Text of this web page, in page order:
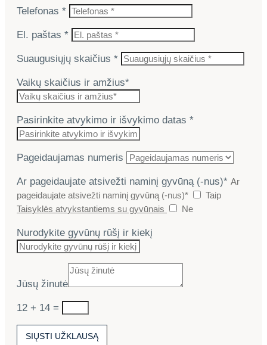
Telefonas *
El. paštas *
Suaugusiųjų skaičius *
Vaikų skaičius ir amžius*
Pasirinkite atvykimo ir išvykimo datas *
Pageidaujamas numeris
Ar pageidaujate atsivežti naminį gyvūną (-nus)* Ar
pageidaujate atsivežti naminį gyvūną (-nus)*
Taip
Taisyklės atvykstantiems su gyvūnais
Ne
Nurodykite gyvūnų rūšį ir kiekį
Jūsų žinutė
12 + 14 =
SIŲSTI UŽKLAUSĄ